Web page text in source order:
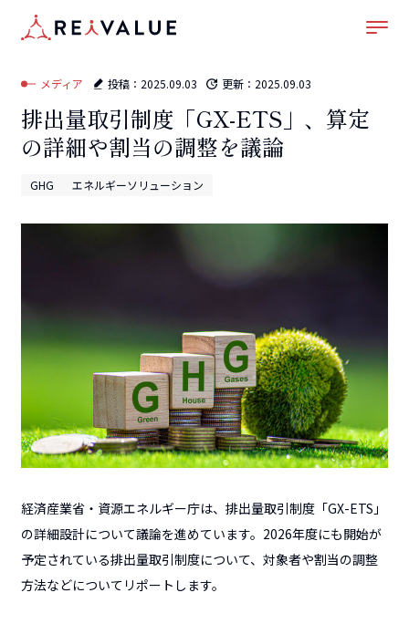
ホーム
論
メディア 投稿： 2025.09.03 更新： 2025.09.03
排出量取引制度「GX-ETS」、算定
の詳細や割当の調整を議論
GHG エネルギーソリューション
経済産業省・資源エネルギー庁は、排出量取引制度「GX-ETS」
の詳細設計について議論を進めています。2026年度にも開始が
予定されている排出量取引制度について、対象者や割当の調整
方法などについてリポートします。